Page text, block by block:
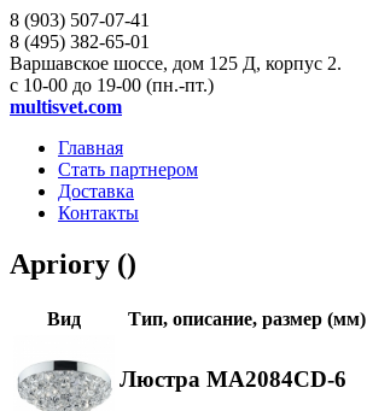
8 (903) 507-07-41
8 (495) 382-65-01
Варшавское шоссе, дом 125 Д, корпус 2.
с 10-00 до 19-00 (пн.-пт.)
multisvet.com
Главная
Стать партнером
Доставка
Контакты
Apriory ()
Вид Тип, описание, размер (мм)
Люстра MA2084CD-6